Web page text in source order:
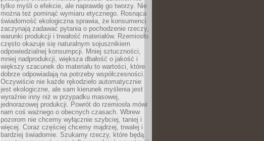
tylko myśli o efekcie, ale naprawdę go tworzy. Nie
można też pominąć wymiaru etycznego. Rosnąca
świadomość ekologiczna sprawia, że konsumenci
zaczynają zadawać pytania o pochodzenie rzeczy,
warunki produkcji i trwałość materiałów. Rzemiosło
często okazuje się naturalnym sojusznikiem
odpowiedzialnej konsumpcji. Mniej sztuczności,
mniej nadprodukcji, większa dbałość o jakość i
większy szacunek do materiału to wartości, które
dobrze odpowiadają na potrzeby współczesności.
Oczywiście nie każde rękodzieło automatycznie
jest ekologiczne, ale sam kierunek myślenia jest
wyraźnie inny niż w przypadku masowej,
jednorazowej produkcji. Powrót do rzemiosła mówi
nam coś ważnego o obecnych czasach. Wbrew
pozorom nie chcemy wyłącznie szybciej, taniej i
więcej. Coraz częściej chcemy mądrzej, trwalej i
bardziej świadomie. Szukamy rzeczy, które będą